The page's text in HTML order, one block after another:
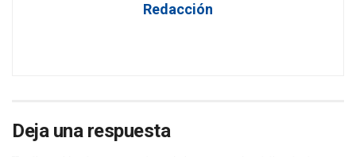
Redacción
Deja una respuesta